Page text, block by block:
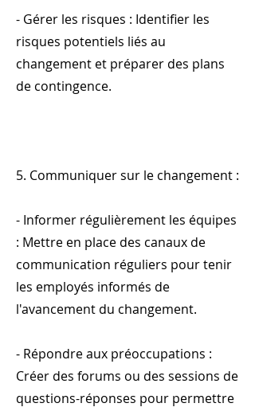
- Gérer les risques : Identifier les
risques potentiels liés au
changement et préparer des plans
de contingence.
5. Communiquer sur le changement :
- Informer régulièrement les équipes
: Mettre en place des canaux de
communication réguliers pour tenir
les employés informés de
l'avancement du changement.
- Répondre aux préoccupations :
Créer des forums ou des sessions de
questions-réponses pour permettre